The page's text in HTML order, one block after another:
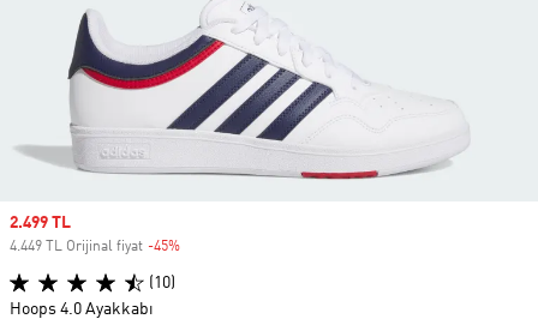
Sale price
2.499 TL
4.449 TL Orijinal fiyat -45%
(10)
Hoops 4.0 Ayakkabı